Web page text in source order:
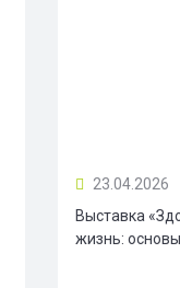
23.04.2026
Выставка
жизнь: